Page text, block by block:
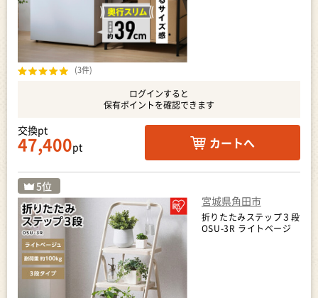
(3件)
ログインすると
保有ポイントを確認できます
交換pt
47,400pt カートへ
宮城県角田市
折りたたみステップ３段
OSU-3R ライトベージ